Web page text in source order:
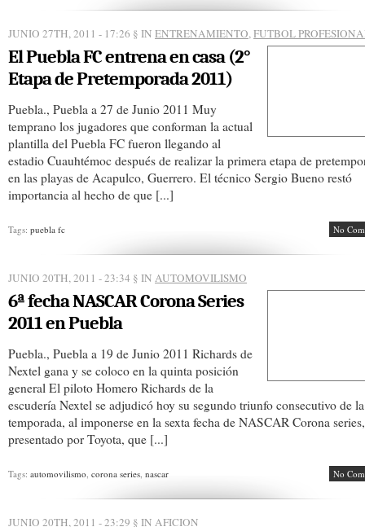
JUNIO 27TH, 2011 - 17:26 § IN ENTRENAMIENTO,FUTBOL
El Puebla FC entrena en casa (2°
Etapa de Pretemporada 2011)
Puebla., Puebla a 27 de Junio 2011 Muy
temprano los jugadores que conforman la actual
plantilla del Puebla FC fueron llegando al
estadio Cuauhtémoc después de realizar la primera etapa de
en las playas de Acapulco, Guerrero. El técnico Sergio Bueno restó
importancia al hecho de que [...]
Tags: puebla fc No
JUNIO 20TH, 2011 - 23:34 § IN AUTOMOVILISMO
6ª fecha NASCAR Corona Series
2011 en Puebla
Puebla., Puebla a 19 de Junio 2011 Richards de
Nextel gana y se coloco en la quinta posición
general El piloto Homero Richards de la
escudería Nextel se adjudicó hoy su segundo triunfo consecutivo de la
temporada, al imponerse en la sexta fecha de NASCAR Corona series,
presentado por Toyota, que [...]
Tags: automovilismo, corona series, nascar No
JUNIO 20TH, 2011 - 23:29 § IN AFICION